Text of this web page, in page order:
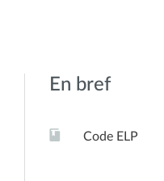
En bref
Code ELP